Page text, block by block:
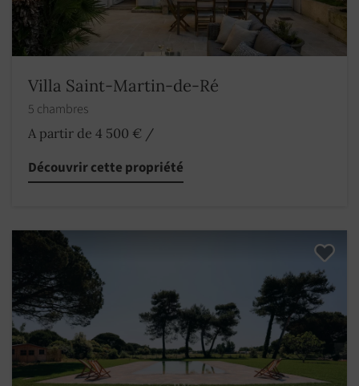
Villa Saint-Martin-de-Ré
5 chambres
A partir de 4 500 € /
Découvrir cette propriété